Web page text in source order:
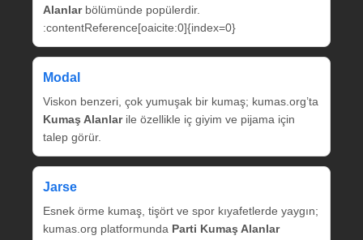
Alanlarbölümünde popülerdir.
:contentReference[oaicite:0]{index=0}
Modal
Viskon benzeri, çok yumuşak bir kumaş; kumas.org’ta
Kumaş Alanlarile özellikle iç giyim ve pijama için
talep görür.
Jarse
Esnek örme kumaş, tişört ve spor kıyafetlerde yaygın;
kumas.org platformunda Parti Kumaş Alanlar